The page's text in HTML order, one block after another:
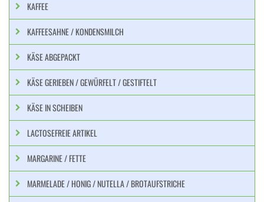
KAFFEE
KAFFEESAHNE / KONDENSMILCH
KÄSE ABGEPACKT
KÄSE GERIEBEN / GEWÜRFELT / GESTIFTELT
KÄSE IN SCHEIBEN
LACTOSEFREIE ARTIKEL
MARGARINE / FETTE
MARMELADE / HONIG / NUTELLA / BROTAUFSTRICHE